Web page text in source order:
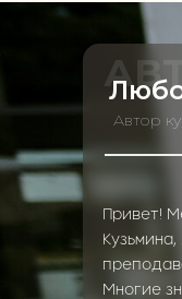
Автор
Привет!
Многие